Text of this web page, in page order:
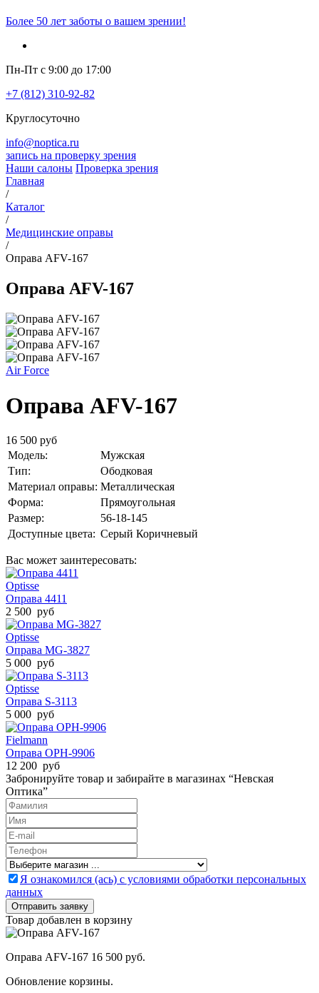
Более 50 лет заботы о вашем зрении!
Пн-Пт с 9:00 до 17:00
+7 (812) 310-92-82
Круглосуточно
info@noptica.ru
запись на проверку зрения
Наши салоны Проверка зрения
Главная
/
Каталог
/
Медицинские оправы
/
Оправа AFV-167
Оправа AFV-167
Air Force
Оправа AFV-167
16 500 руб
Модель:
Мужская
Тип:
Ободковая
Материал оправы: Металлическая
Форма:
Прямоугольная
Размер:
56-18-145
Доступные цвета: Серый Коричневый
Вас может заинтересовать:
Optisse
Оправа 4411
2 500 руб
Optisse
Оправа MG-3827
5 000 руб
Optisse
Оправа S-3113
5 000 руб
Fielmann
Оправа ОРН-9906
12 200 руб
Забронируйте товар и забирайте в магазинах “Невская
Оптика”
Я ознакомился (ась) с условиями обработки персональных
данных
Товар добавлен в корзину
Оправа AFV-167 16 500 руб.
Обновление корзины.